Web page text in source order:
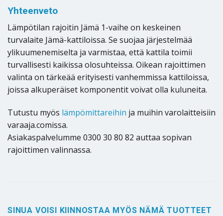
Yhteenveto
Lämpötilan rajoitin Jämä 1-vaihe on keskeinen
turvalaite Jämä-kattiloissa. Se suojaa järjestelmää
ylikuumenemiselta ja varmistaa, että kattila toimii
turvallisesti kaikissa olosuhteissa. Oikean rajoittimen
valinta on tärkeää erityisesti vanhemmissa kattiloissa,
joissa alkuperäiset komponentit voivat olla kuluneita.
Tutustu myös lämpömittareihin ja muihin varolaitteisiin
varaaja.comissa.
Asiakaspalvelumme 0300 30 80 82 auttaa sopivan
rajoittimen valinnassa.
SINUA VOISI KIINNOSTAA MYÖS NÄMÄ TUOTTEET